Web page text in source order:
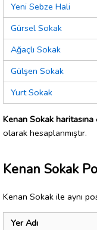
Yeni Sebze Hali
Gürsel Sokak
Ağaçlı Sokak
Gülşen Sokak
Yurt Sokak
Kenan Sokak haritasına
olarak hesaplanmıştır.
Kenan Sokak
Kenan Sokak ile aynı
Yer Adı